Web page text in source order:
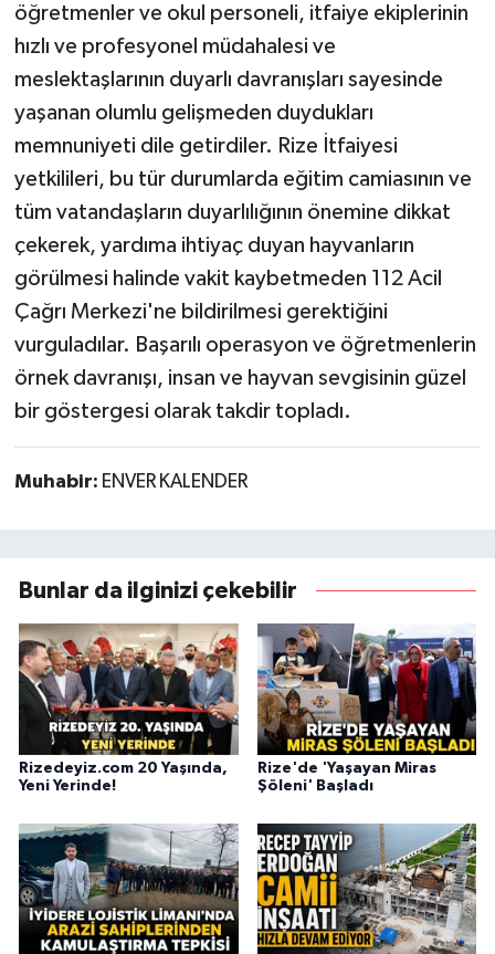
öğretmenler ve okul personeli, itfaiye ekiplerinin
hızlı ve profesyonel müdahalesi ve
meslektaşlarının duyarlı davranışları sayesinde
yaşanan olumlu gelişmeden duydukları
memnuniyeti dile getirdiler. Rize İtfaiyesi
yetkilileri, bu tür durumlarda eğitim camiasının ve
tüm vatandaşların duyarlılığının önemine dikkat
çekerek, yardıma ihtiyaç duyan hayvanların
görülmesi halinde vakit kaybetmeden 112 Acil
Çağrı Merkezi'ne bildirilmesi gerektiğini
vurguladılar. Başarılı operasyon ve öğretmenlerin
örnek davranışı, insan ve hayvan sevgisinin güzel
bir göstergesi olarak takdir topladı.
Muhabir: ENVER KALENDER
Bunlar da ilginizi çekebilir
Rizedeyiz.com 20 Yaşında,
Yeni Yerinde!
Rize'de 'Yaşayan Miras
Şöleni' Başladı